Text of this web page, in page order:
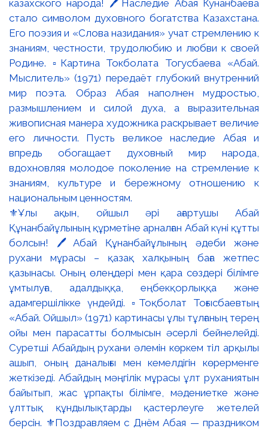
⚜️Ұлы ақын, ойшыл әрі ағартушы Абай
Құнанбайұлының құрметіне арналған Абай күні құтты
болсын! 🖊️Абай Құнанбайұлының әдеби және
рухани мұрасы – қазақ халқының баға жетпес
қазынасы. Оның өлеңдері мен қара сөздері білімге
ұмтылуға, адалдыққа, еңбекқорлыққа және
адамгершілікке үндейді. ▫️Тоқболат Тоғысбаевтың
«Абай. Ойшыл» (1971) картинасы ұлы тұлғаның терең
ойы мен парасатты болмысын әсерлі бейнелейді.
Суретші Абайдың рухани әлемін көркем тіл арқылы
ашып, оның даналығы мен кемелдігін көрерменге
жеткізеді. Абайдың мәңгілік мұрасы ұлт руханиятын
байытып, жас ұрпақты білімге, мәдениетке және
ұлттық құндылықтарды қастерлеуге жетелей
берсін. ⚜️Поздравляем с Днём Абая — праздником